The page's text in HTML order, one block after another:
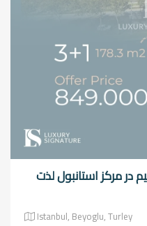
در مرکز استانبول لذت
Istanbul, Beyoglu, Turley